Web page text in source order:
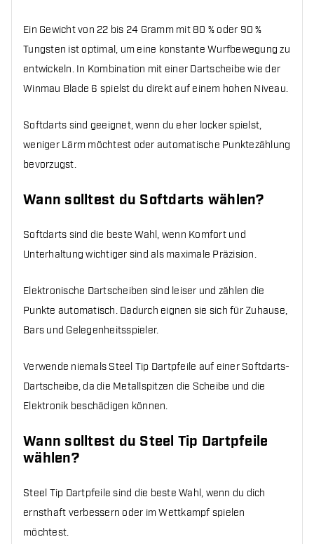
Ein Gewicht von 22 bis 24 Gramm mit 80 % oder 90 %
Tungsten ist optimal, um eine konstante Wurfbewegung zu
entwickeln. In Kombination mit einer Dartscheibe wie der
Winmau Blade 6 spielst du direkt auf einem hohen Niveau.
Softdarts sind geeignet, wenn du eher locker spielst,
weniger Lärm möchtest oder automatische Punktezählung
bevorzugst.
Wann solltest du Softdarts wählen?
Softdarts sind die beste Wahl, wenn Komfort und
Unterhaltung wichtiger sind als maximale Präzision.
Elektronische Dartscheiben sind leiser und zählen die
Punkte automatisch. Dadurch eignen sie sich für Zuhause,
Bars und Gelegenheitsspieler.
Verwende niemals Steel Tip Dartpfeile auf einer Softdarts-
Dartscheibe, da die Metallspitzen die Scheibe und die
Elektronik beschädigen können.
Wann solltest du Steel Tip Dartpfeile
wählen?
Steel Tip Dartpfeile sind die beste Wahl, wenn du dich
ernsthaft verbessern oder im Wettkampf spielen
möchtest.